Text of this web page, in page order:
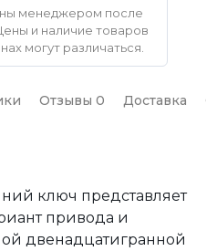
менеджером после
и наличие товаров
могут различаться.
Отзывы 0 Доставка
ключ представляет
привода и
двенадцатигранной